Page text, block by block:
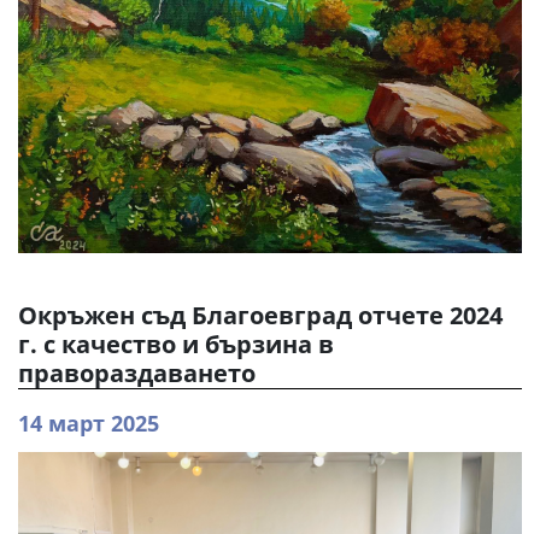
Окръжен съд Благоевград отчете 2024
г. с качество и бързина в
правораздаването
14 март 2025